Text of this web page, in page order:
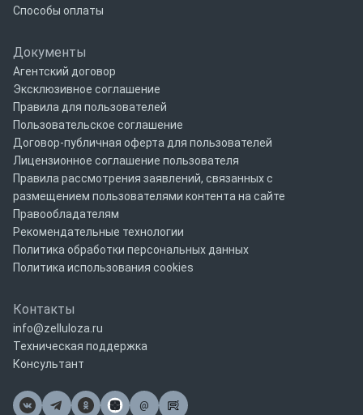
Способы оплаты
Документы
Агентский договор
Эксклюзивное соглашение
Правила для пользователей
Пользовательское соглашение
Договор-публичная оферта для пользователей
Лицензионное соглашение пользователя
Правила рассмотрения заявлений, связанных с
размещением пользователями контента на сайте
Правообладателям
Рекомендательные технологии
Политика обработки персональных данных
Политика использования cookies
Контакты
info@zelluloza.ru
Техническая поддержка
Консультант
@
Почта